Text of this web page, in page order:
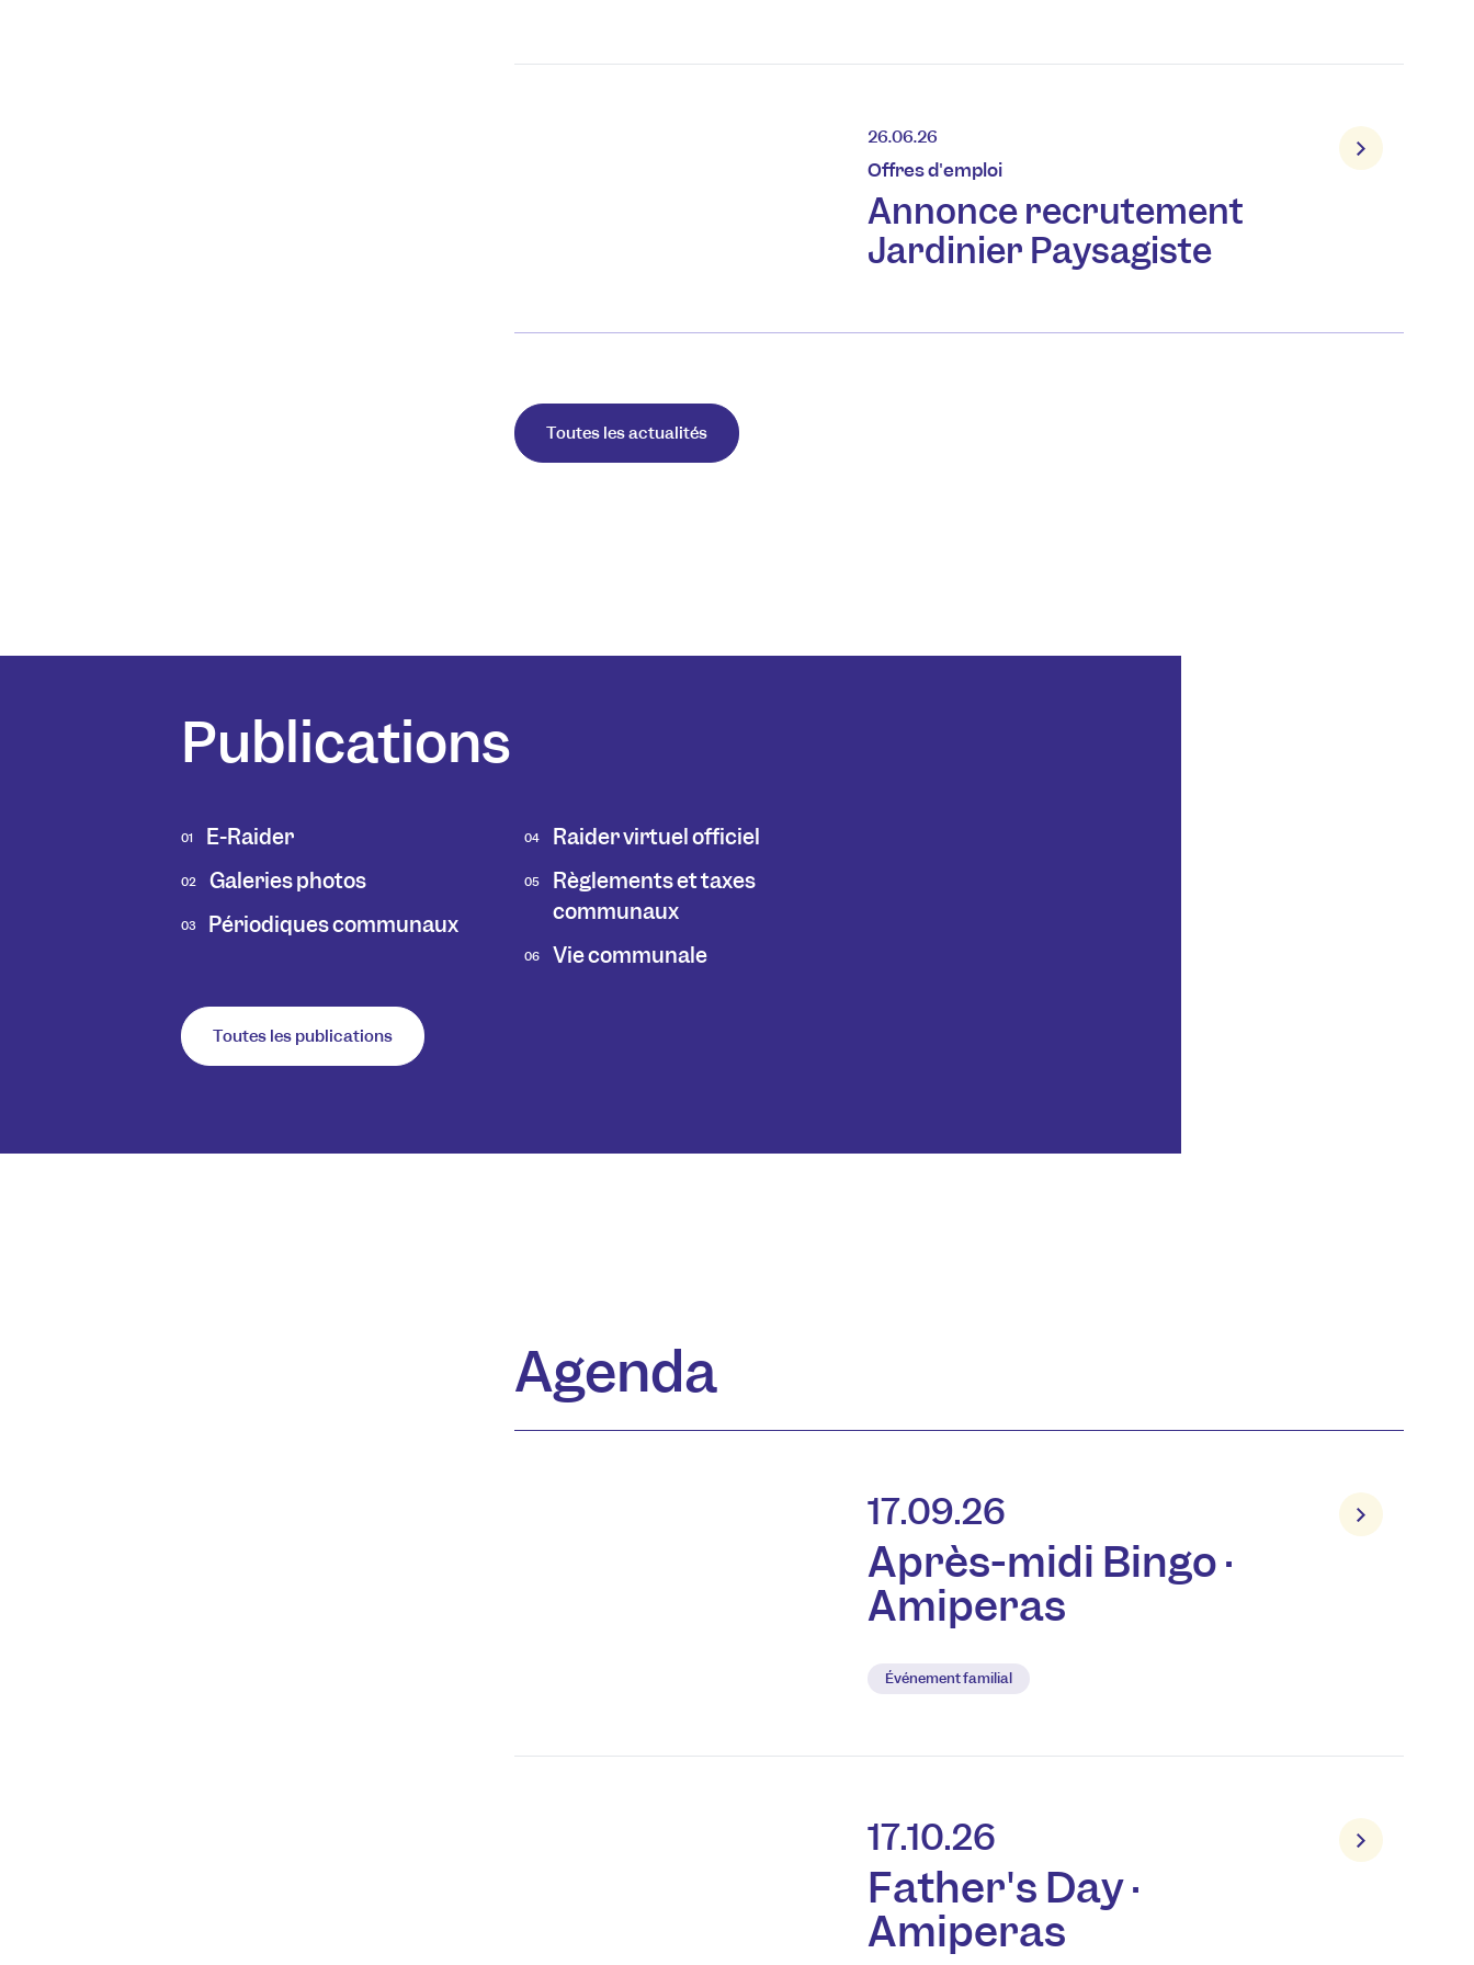
26.06.26
Offres d'emploi
Annonce recrutement
Jardinier Paysagiste
Toutes les actualités
Publications
01 E-Raider
02 Galeries photos
03 Périodiques communaux
04 Raider virtuel officiel
05
Règlements et taxes
communaux
06 Vie communale
Toutes les publications
Agenda
17.09.26
Après-midi Bingo ·
Amiperas
Événement familial
17.10.26
Father's Day ·
Amiperas